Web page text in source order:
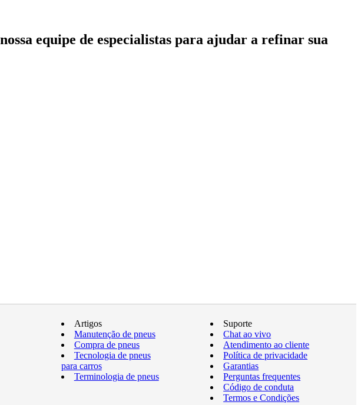
equipe de especialistas para ajudar a refinar sua
Artigos
Manutenção de pneus
Compra de pneus
Tecnologia de pneus
para carros
Terminologia de pneus
Suporte
Chat ao vivo
Atendimento ao cliente
Política de privacidade
Garantias
Perguntas frequentes
Código de conduta
Termos e Condições